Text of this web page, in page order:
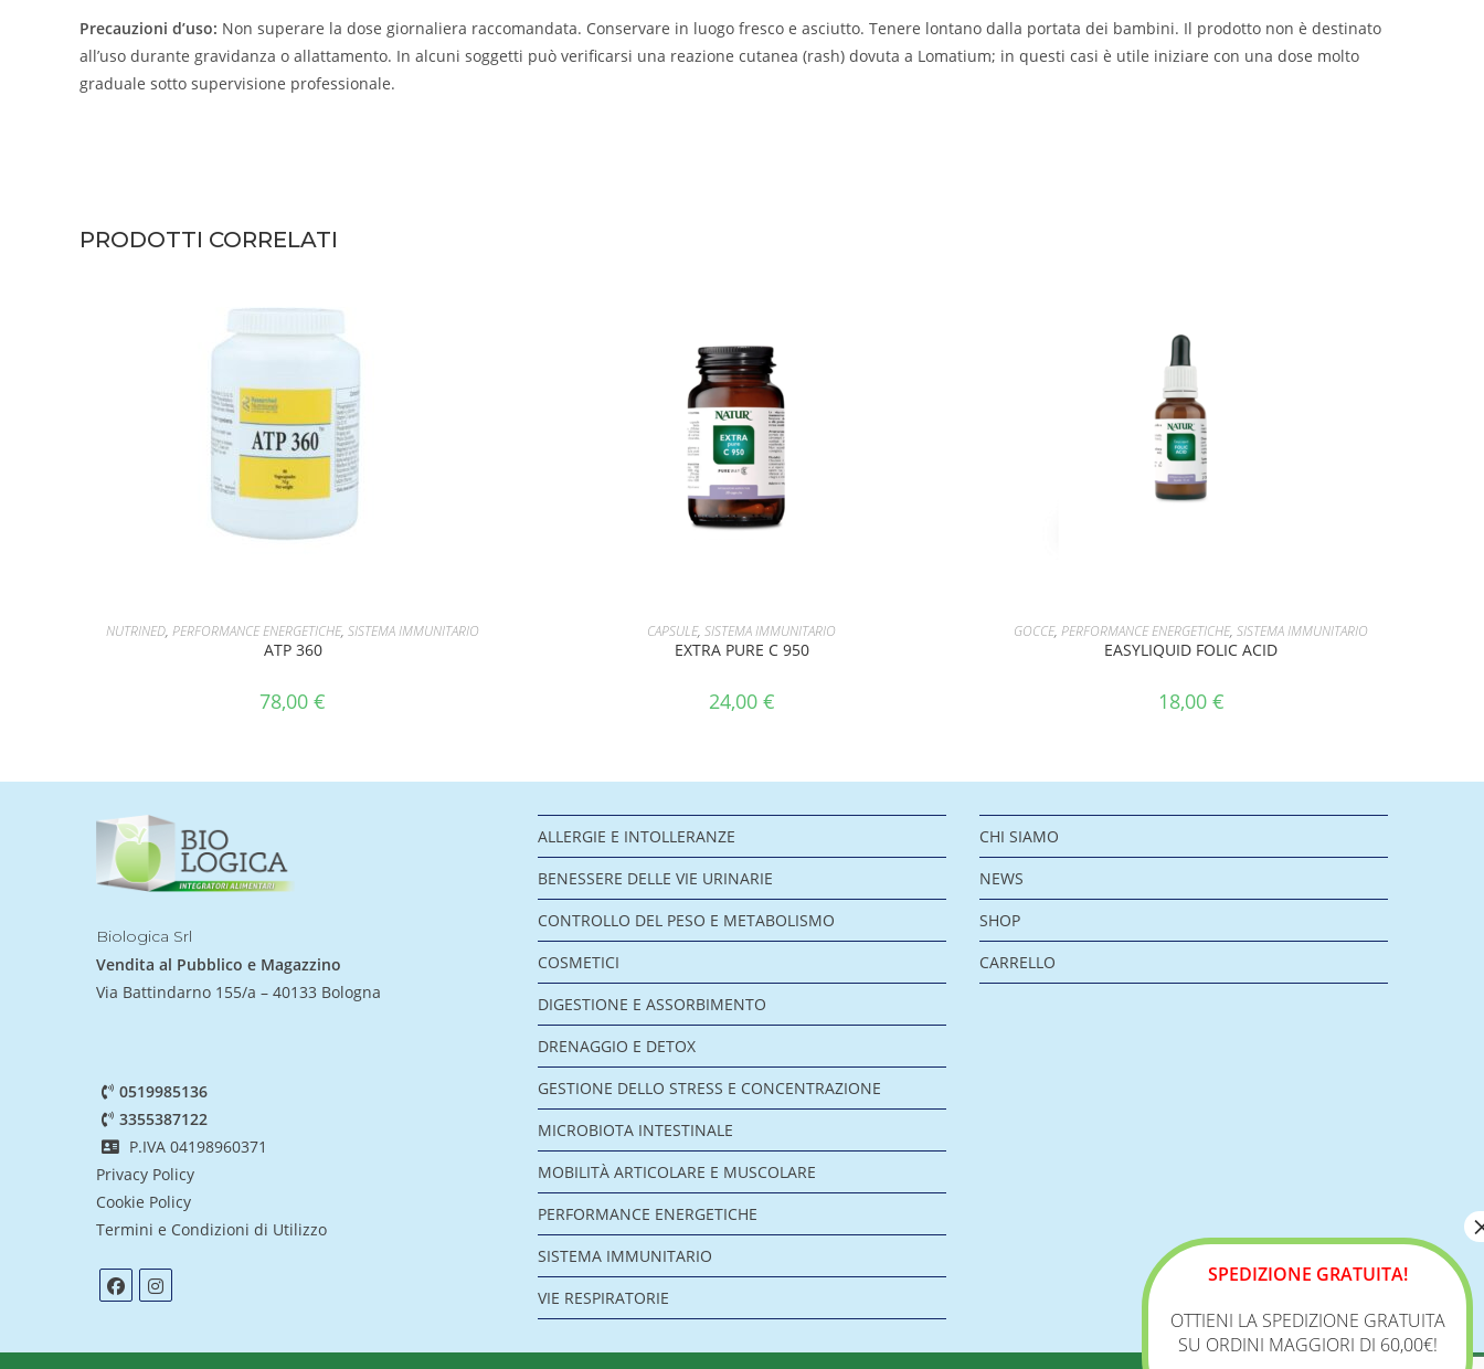
Precauzioni d’uso: Non superare la dose giornaliera raccomandata. Conservare in luogo fresco e asciutto. Tenere lontano dalla portata dei bambini. Il prodotto non è destinato
all’uso durante gravidanza o allattamento. In alcuni soggetti può verificarsi una reazione cutanea (rash) dovuta a Lomatium; in questi casi è utile iniziare con una dose molto
graduale sotto supervisione professionale.
PRODOTTI CORRELATI
AGGIUNGI AL CARRELLO
NUTRINED,PERFORMANCE ENERGETICHE,SISTEMA IMMUNITARIO
ATP 360
78,00€
AGGIUNGI AL CARRELLO
CAPSULE,SISTEMA IMMUNITARIO
EXTRA PURE C 950
24,00 €
AGGIUNGI AL CARRELLO
GOCCE,PERFORMANCE ENERGETICHE,SISTEMA IMMUNITARIO
EASYLIQUID FOLIC ACID
18,00 €
Biologica Srl
Vendita al Pubblico e Magazzino
Via Battindarno 155/a – 40133 Bologna
0519985136
3355387122
P.IVA 04198960371
Privacy Policy
Cookie Policy
Termini e Condizioni di Utilizzo
ALLERGIE E INTOLLERANZE
BENESSERE DELLE VIE URINARIE
CONTROLLO DEL PESO E METABOLISMO
COSMETICI
DIGESTIONE E ASSORBIMENTO
DRENAGGIO E DETOX
GESTIONE DELLO STRESS E CONCENTRAZIONE
MICROBIOTA INTESTINALE
MOBILITÀ ARTICOLARE E MUSCOLARE
PERFORMANCE ENERGETICHE
SISTEMA IMMUNITARIO
VIE RESPIRATORIE
CHI SIAMO
NEWS
SHOP
CARRELLO
SPEDIZIONE GRATUITA!
OTTIENI LA SPEDIZIONE GRATUITA
SU ORDINI MAGGIORI DI 60,00€!